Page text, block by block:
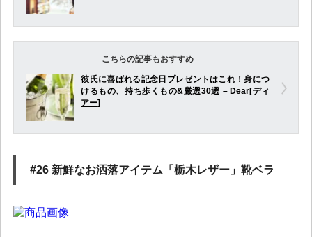
こちらの記事もおすすめ
彼氏に喜ばれる記念日プレゼントはこれ！身につ
けるもの、持ち歩くもの&厳選30選 – Dear[ディ
アー]
#26 新鮮なお洒落アイテム「栃木レザー」靴ベラ